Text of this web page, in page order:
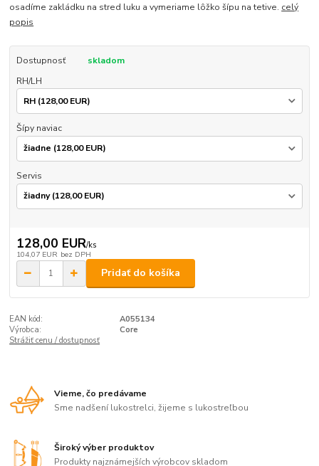
osadíme zakládku na stred luku a vymeriame lôžko šípu na tetive. celý
popis
Dostupnosť
skladom
RH/LH
Šípy naviac
Servis
128,00 EUR/ks
104,07 EUR bez DPH
Pridať do košíka
EAN kód:
A055134
Výrobca:
Core
Strážiť cenu / dostupnosť
Vieme, čo predávame
Sme nadšení lukostrelci, žijeme s lukostreľbou
Široký výber produktov
Produkty najznámejších výrobcov skladom